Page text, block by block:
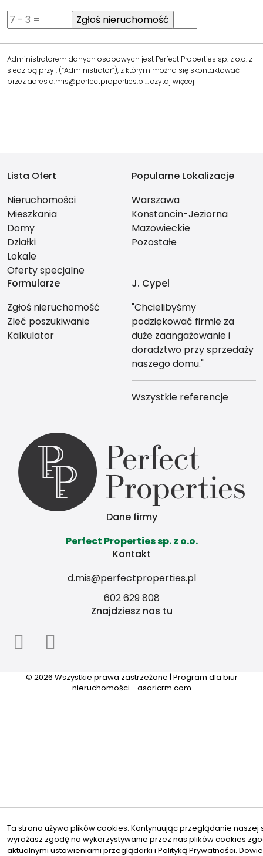
Administratorem danych osobowych jest Perfect Properties sp. z o.o. z
siedzibą przy , (“Administrator”), z którym można się skontaktować
przez adres d.mis@perfectproperties.pl…czytaj więcej
Lista Ofert
Nieruchomości
Mieszkania
Domy
Działki
Lokale
Oferty specjalne
Popularne Lokalizacje
Warszawa
Konstancin-Jeziorna
Mazowieckie
Pozostałe
Formularze
Zgłoś nieruchomość
Zleć poszukiwanie
Kalkulator
J. Cypel
"Chcielibyśmy
podziękować firmie za
duże zaangażowanie i
doradztwo przy sprzedaży
naszego domu."
Wszystkie referencje
Dane firmy
Perfect Properties sp. z o.o.
Kontakt
d.mis@perfectproperties.pl
602 629 808
Znajdziesz nas tu
© 2026 Wszystkie prawa zastrzeżone | Program dla biur
nieruchomości - asaricrm.com
Ta strona używa plików cookies. Kontynuując przeglądanie naszej
wyrażasz zgodę na wykorzystywanie przez nas plików cookies
aktualnymi ustawieniami przeglądarki i Polityką Prywatności.